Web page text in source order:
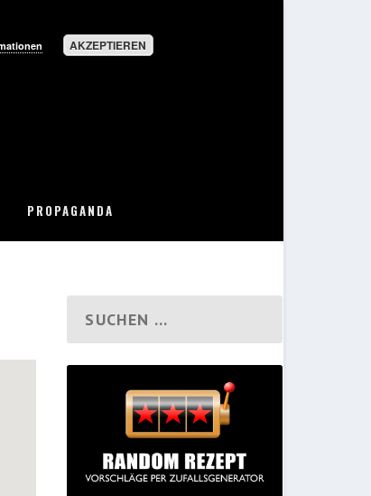
PROPAGANDA
AKZEPTIEREN